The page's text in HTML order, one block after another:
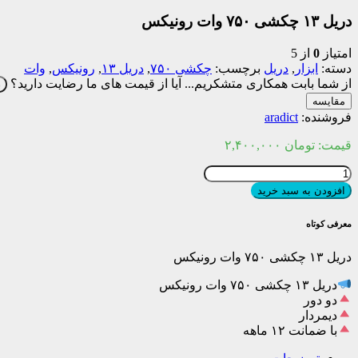
دریل ۱۳ چکشی ۷۵۰ وات رونیکس
امتیاز 0 از 5
دسته: ابزار , دریل برچسب: چکشی ۷۵۰ , دریل ۱۳ , رونیکس, وات
از شما بابت همکاری متشکریم... آیا از قیمت های ما رضایت دارید؟
مقایسه
فروشنده: aradict
قیمت: تومان
دریل
۱۳
چکشی
۷۵۰
وات
رونیکس
عدد
افزودن به سبد خرید
معرفی کوتاه
دریل ۱۳ چکشی ۷۵۰ وات رونیکس
دریل ۱۳ چکشی ۷۵۰ وات رونیکس
دو دور
دیمردار
با ضمانت ۱۲ ماهه